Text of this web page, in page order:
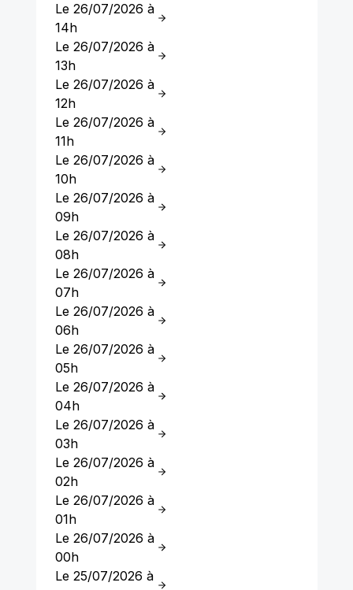
Le 26/07/2026 à
14h
Le 26/07/2026 à
13h
Le 26/07/2026 à
12h
Le 26/07/2026 à
11h
Le 26/07/2026 à
10h
Le 26/07/2026 à
09h
Le 26/07/2026 à
08h
Le 26/07/2026 à
07h
Le 26/07/2026 à
06h
Le 26/07/2026 à
05h
Le 26/07/2026 à
04h
Le 26/07/2026 à
03h
Le 26/07/2026 à
02h
Le 26/07/2026 à
01h
Le 26/07/2026 à
00h
Le 25/07/2026 à